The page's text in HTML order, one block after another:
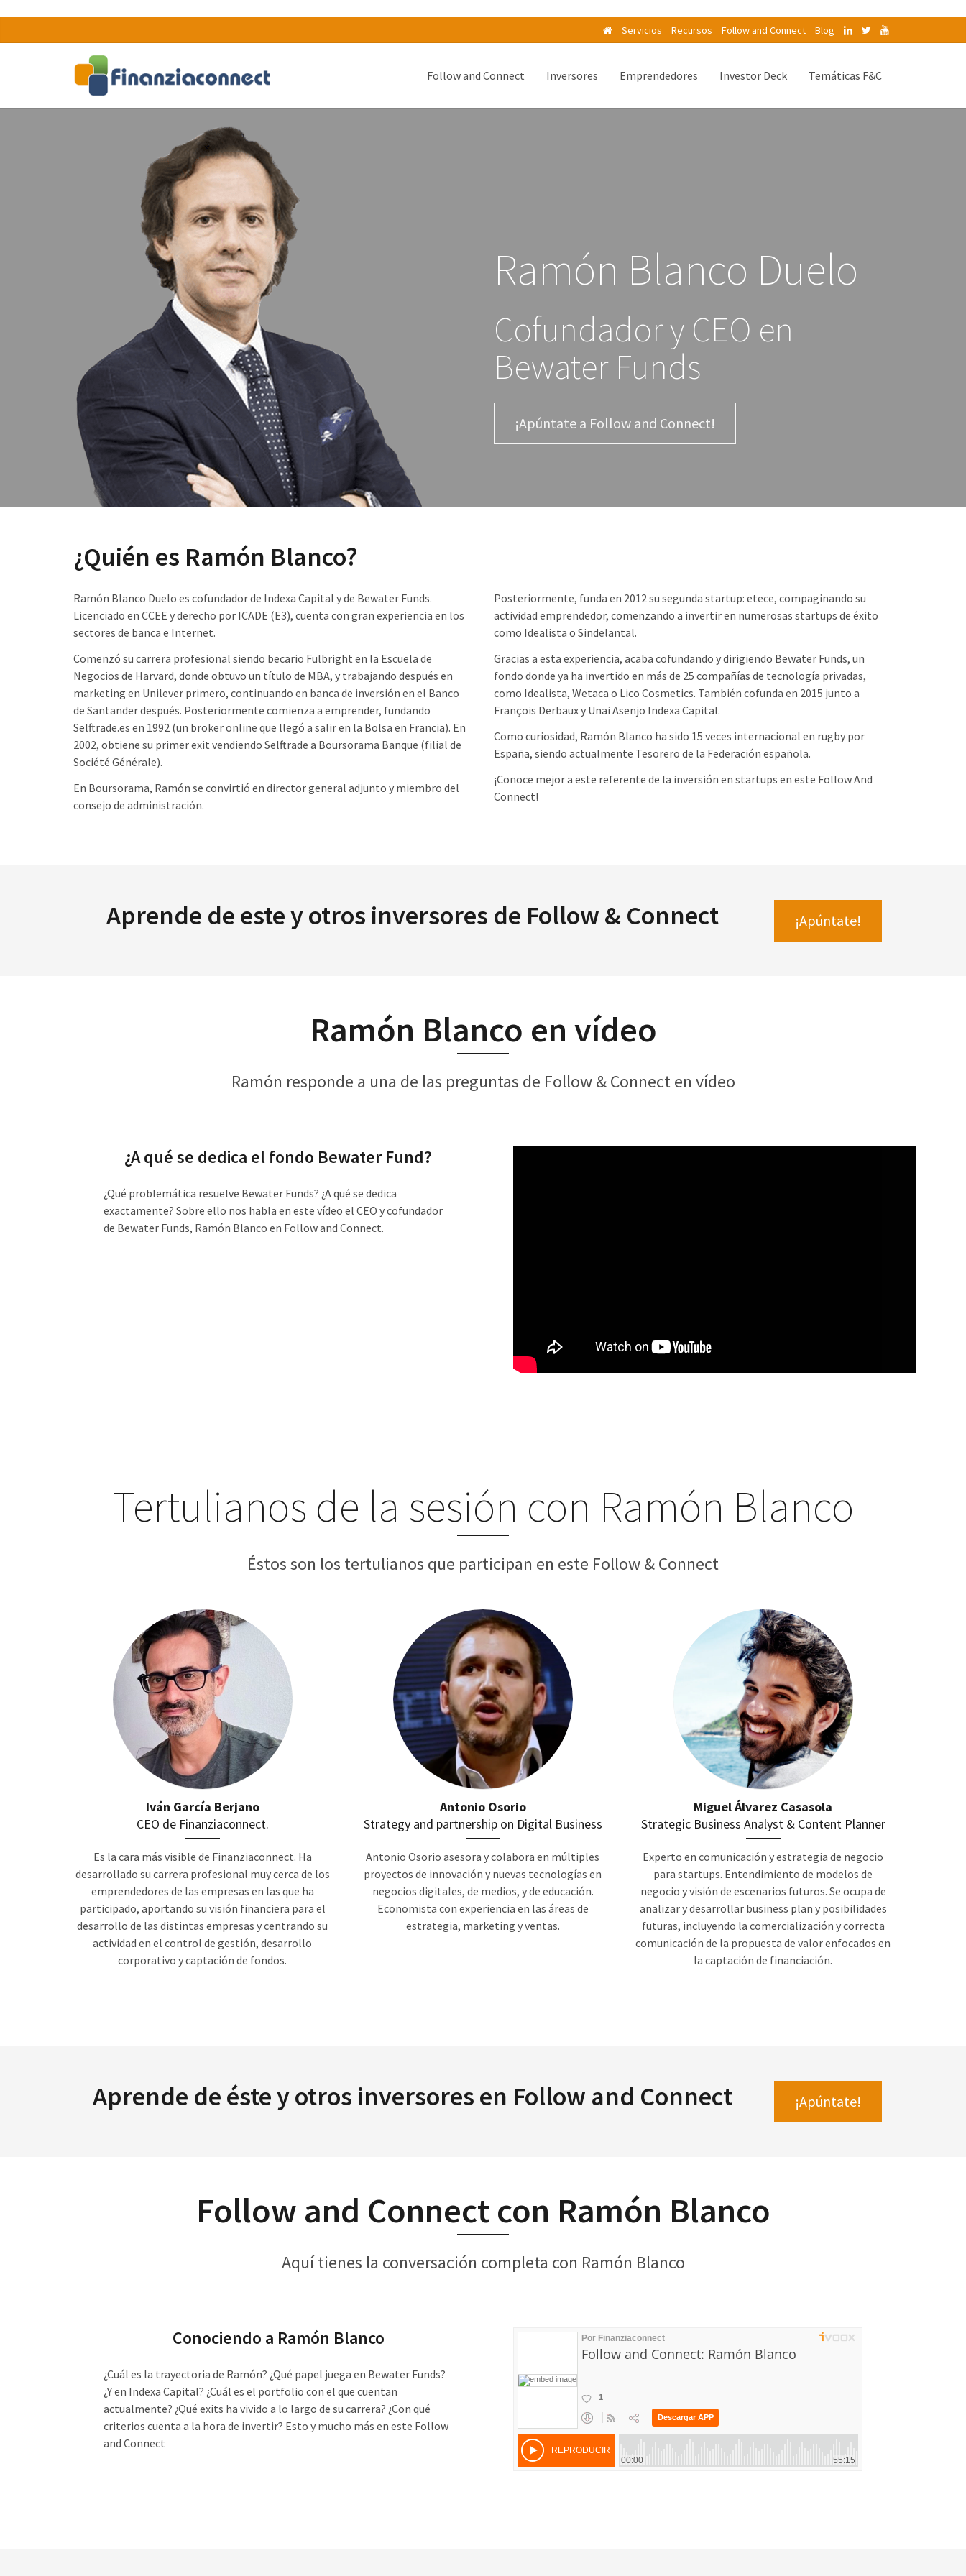
Servicios Recursos Follow and Connect Blog
Follow and Connect Inversores Emprendedores Investor Deck Temáticas F&C
Ramón Blanco Duelo
Cofundador y CEO en
Bewater Funds
¡Apúntate a Follow and Connect!
¿Quién es Ramón Blanco?
Ramón Blanco Duelo es cofundador de Indexa Capital y de Bewater Funds.
Licenciado en CCEE y derecho por ICADE (E3), cuenta con gran experiencia en los
sectores de banca e Internet.
Comenzó su carrera profesional siendo becario Fulbright en la Escuela de
Negocios de Harvard, donde obtuvo un título de MBA, y trabajando después en
marketing en Unilever primero, continuando en banca de inversión en el Banco
de Santander después. Posteriormente comienza a emprender, fundando
Selftrade.es en 1992 (un broker online que llegó a salir en la Bolsa en Francia). En
2002, obtiene su primer exit vendiendo Selftrade a Boursorama Banque (filial de
Société Générale).
En Boursorama, Ramón se convirtió en director general adjunto y miembro del
consejo de administración.
Posteriormente, funda en 2012 su segunda startup: etece, compaginando su
actividad emprendedor, comenzando a invertir en numerosas startups de éxito
como Idealista o Sindelantal.
Gracias a esta experiencia, acaba cofundando y dirigiendo Bewater Funds, un
fondo donde ya ha invertido en más de 25 compañías de tecnología privadas,
como Idealista, Wetaca o Lico Cosmetics. También cofunda en 2015 junto a
François Derbaux y Unai Asenjo Indexa Capital.
Como curiosidad, Ramón Blanco ha sido 15 veces internacional en rugby por
España, siendo actualmente Tesorero de la Federación española.
¡Conoce mejor a este referente de la inversión en startups en este Follow And
Connect!
Aprende de este y otros inversores de Follow & Connect ¡Apúntate!
Ramón Blanco en vídeo
Ramón responde a una de las preguntas de Follow & Connect en vídeo
¿A qué se dedica el fondo Bewater Fund?
¿Qué problemática resuelve Bewater Funds? ¿A qué se dedica
exactamente? Sobre ello nos habla en este vídeo el CEO y cofundador
de Bewater Funds, Ramón Blanco en Follow and Connect.
Tertulianos de la sesión con Ramón Blanco
Éstos son los tertulianos que participan en este Follow & Connect
Iván García Berjano
CEO de Finanziaconnect.
Es la cara más visible de Finanziaconnect. Ha
desarrollado su carrera profesional muy cerca de los
emprendedores de las empresas en las que ha
participado, aportando su visión financiera para el
desarrollo de las distintas empresas y centrando su
actividad en el control de gestión, desarrollo
corporativo y captación de fondos.
Antonio Osorio
Strategy and partnership on Digital Business
Antonio Osorio asesora y colabora en múltiples
proyectos de innovación y nuevas tecnologías en
negocios digitales, de medios, y de educación.
Economista con experiencia en las áreas de
estrategia, marketing y ventas.
Miguel Álvarez Casasola
Strategic Business Analyst & Content Planner
Experto en comunicación y estrategia de negocio
para startups. Entendimiento de modelos de
negocio y visión de escenarios futuros. Se ocupa de
analizar y desarrollar business plan y posibilidades
futuras, incluyendo la comercialización y correcta
comunicación de la propuesta de valor enfocados en
la captación de financiación.
Aprende de éste y otros inversores en Follow and Connect ¡Apúntate!
Follow and Connect con Ramón Blanco
Aquí tienes la conversación completa con Ramón Blanco
Conociendo a Ramón Blanco
¿Cuál es la trayectoria de Ramón? ¿Qué papel juega en Bewater Funds?
¿Y en Indexa Capital? ¿Cuál es el portfolio con el que cuentan
actualmente? ¿Qué exits ha vivido a lo largo de su carrera? ¿Con qué
criterios cuenta a la hora de invertir? Esto y mucho más en este Follow
and Connect